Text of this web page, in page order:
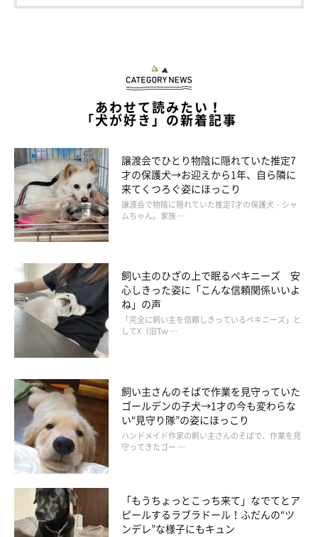
@atati.koume
「このおもちゃだけは譲れないワン！」
意地でも、ももちゃんには渡さない小梅ちゃんなのでした(*´Д
｀)♡
あわせて読みたい！
「犬が好き」の新着記事
譲渡会でひとり物陰に隠れていた推定7
才の保護犬→お迎えから1年、自ら隣に
来てくつろぐ姿にほっこり
譲渡会で物陰に隠れていた推定7才の保護犬・シャ
ムちゃん。家族 …
飼い主のひざの上で眠るペキニーズ 安
心しきった姿に「こんな信頼関係いいよ
ね」の声
「完全に飼い主を信頼しきっているペキニーズ」と
してX（旧Tw …
飼い主さんのそばで作業を見守っていた
ゴールデンの子犬→1才の今も変わらな
い“見守り隊”の姿にほっこり
ハンドメイド作家の飼い主さんのそばで、作業を見
守ってきたゴー …
「もうちょっとこっち来て」なでてとア
ピールするラブラドール！ふだんの“ツ
ンデレ”な様子にもキュン